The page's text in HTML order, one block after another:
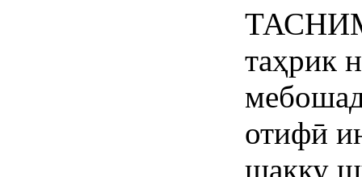
ТАСНИМ
таҳрик
отифӣ
шакку